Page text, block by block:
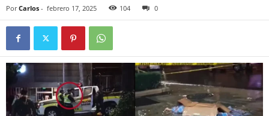
Por Carlos - febrero 17, 2025 104 0